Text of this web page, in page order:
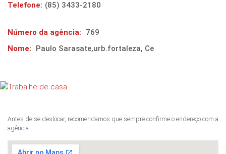
Telefone: (85) 3433-2180
Número da agência:
769
Nome:
Paulo Sarasate,urb.fortaleza, Ce
Antes de se deslocar, recomendamos que sempre confirme o endereço com a
agência.